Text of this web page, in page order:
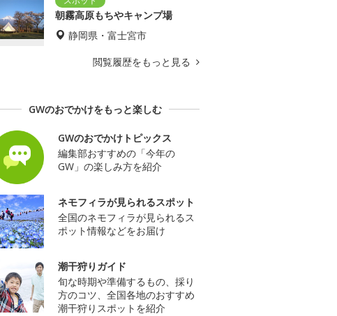
朝霧高原もちやキャンプ場
静岡県・富士宮市
閲覧履歴をもっと見る
GWのおでかけをもっと楽しむ
GWのおでかけトピックス
編集部おすすめの「今年の
GW」の楽しみ方を紹介
ネモフィラが見られるスポット
全国のネモフィラが見られるス
ポット情報などをお届け
潮干狩りガイド
旬な時期や準備するもの、採り
方のコツ、全国各地のおすすめ
潮干狩りスポットを紹介